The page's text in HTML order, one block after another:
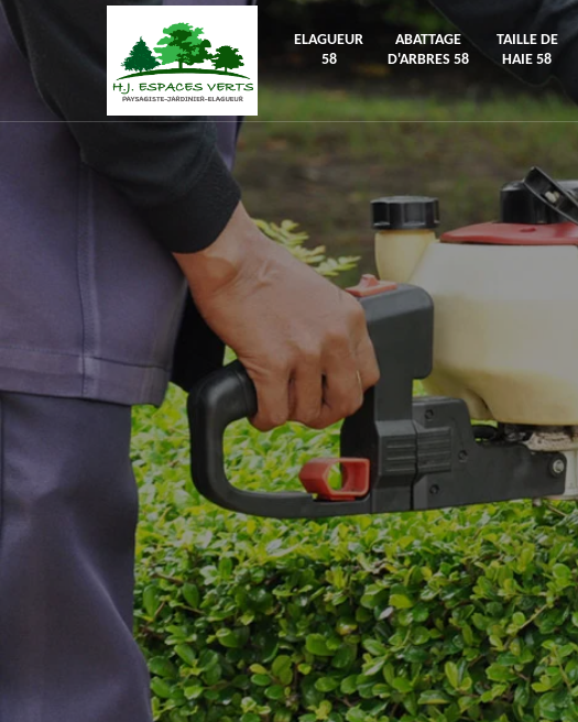
ELAGUEUR
58
ABATTAGE
D'ARBRES 58
TAILLE DE
HAIE 58